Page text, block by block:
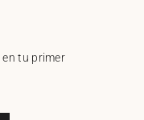
en tu primer